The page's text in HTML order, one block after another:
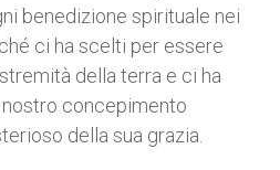
benedizione spirituale nei
ci ha scelti per essere
della terra e ci ha
concepimento
della sua grazia.